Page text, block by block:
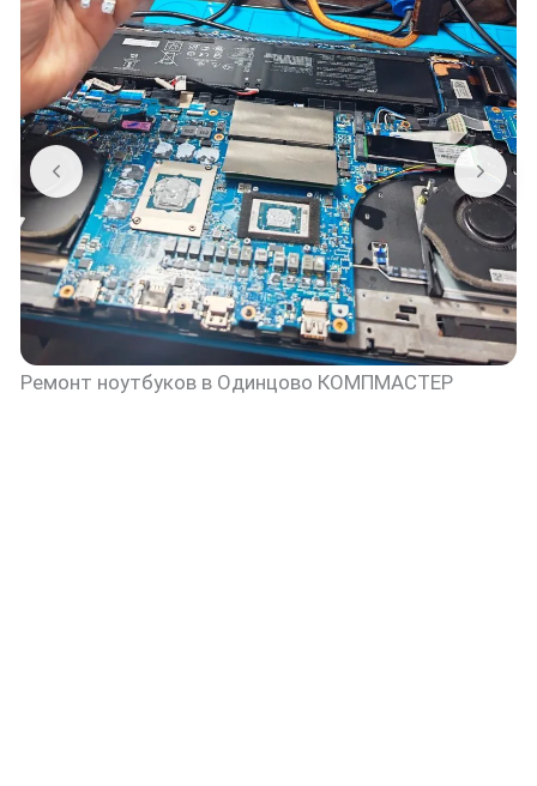
Ремонт ноутбуков в Одинцово КОМПМАСТЕР